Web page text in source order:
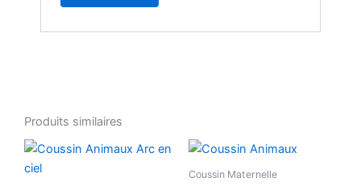
Produits similaires
Coussin Maternelle